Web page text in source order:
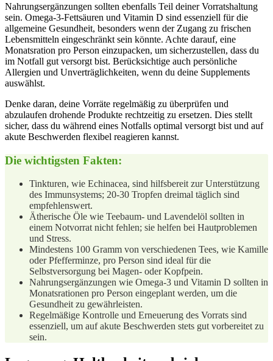
Nahrungsergänzungen sollten ebenfalls Teil deiner​ Vorratshaltung
sein. Omega-3-Fettsäuren und‍ Vitamin D sind essenziell für die
allgemeine Gesundheit, besonders wenn der Zugang zu frischen
Lebensmitteln eingeschränkt sein könnte. Achte darauf, eine
Monatsration ⁤pro Person ⁤einzupacken, um sicherzustellen,‌ dass du
im Notfall gut versorgt ⁢bist.‍ Berücksichtige auch ‍persönliche
Allergien und Unverträglichkeiten, wenn du deine Supplements
auswählst.
Denke daran, deine Vorräte regelmäßig zu⁢ überprüfen und
abzulaufen drohende Produkte rechtzeitig zu ersetzen. Dies stellt
sicher, dass du während​ eines ⁣Notfalls optimal versorgt bist und auf
akute ⁤Beschwerden flexibel reagieren kannst.
Die wichtigsten Fakten:
Tinkturen, wie Echinacea, sind hilfsbereit zur Unterstützung
des Immunsystems; 20-30 Tropfen dreimal täglich sind
empfehlenswert.
Ätherische Öle wie ⁢Teebaum- und Lavendelöl‍ sollten‍ in
einem ⁤Notvorrat nicht fehlen; sie⁣ helfen bei Hautproblemen
und Stress.
Mindestens 100 Gramm von verschiedenen Tees, wie Kamille
oder Pfefferminze, pro Person sind ideal für die
Selbstversorgung bei Magen- oder ‍Kopfpein.
Nahrungsergänzungen wie Omega-3 und Vitamin D sollten in
Monatsrationen pro‍ Person eingeplant werden, um die
Gesundheit zu gewährleisten.
Regelmäßige‌ Kontrolle und Erneuerung des Vorrats sind
essenziell, um​ auf akute Beschwerden stets gut ⁣vorbereitet ⁤zu
sein.